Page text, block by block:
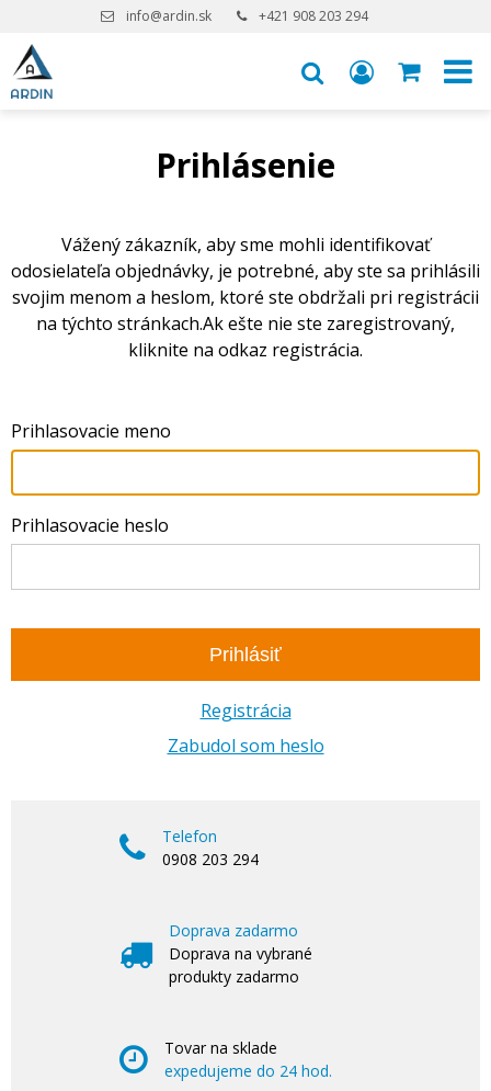
info@ardin.sk +421 908 203 294
Prihlásenie
Vážený zákazník, aby sme mohli identifikovať
odosielateľa objednávky, je potrebné, aby ste sa prihlásili
svojim menom a heslom, ktoré ste obdržali pri registrácii
na týchto stránkach.Ak ešte nie ste zaregistrovaný,
kliknite na odkaz registrácia.
Prihlasovacie meno
Prihlasovacie heslo
Prihlásiť
Registrácia
Zabudol som heslo
Telefon
0908 203 294
Doprava zadarmo
Doprava na vybrané
produkty zadarmo
Tovar na sklade
expedujeme do 24 hod.